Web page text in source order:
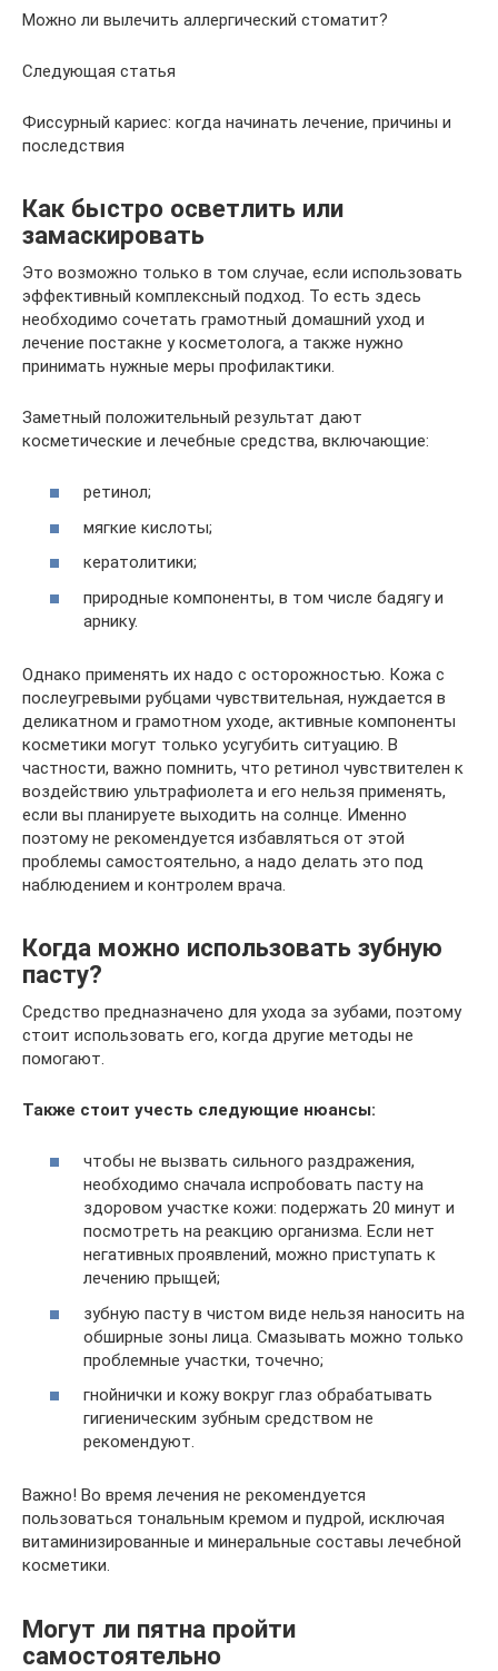
Можно ли вылечить аллергический стоматит?
Следующая статья
Фиссурный кариес: когда начинать лечение, причины и
последствия
Как быстро осветлить или
замаскировать
Это возможно только в том случае, если использовать
эффективный комплексный подход. То есть здесь
необходимо сочетать грамотный домашний уход и
лечение постакне у косметолога, а также нужно
принимать нужные меры профилактики.
Заметный положительный результат дают
косметические и лечебные средства, включающие:
ретинол;
мягкие кислоты;
кератолитики;
природные компоненты, в том числе бадягу и
арнику.
Однако применять их надо с осторожностью. Кожа с
послеугревыми рубцами чувствительная, нуждается в
деликатном и грамотном уходе, активные компоненты
косметики могут только усугубить ситуацию. В
частности, важно помнить, что ретинол чувствителен к
воздействию ультрафиолета и его нельзя применять,
если вы планируете выходить на солнце. Именно
поэтому не рекомендуется избавляться от этой
проблемы самостоятельно, а надо делать это под
наблюдением и контролем врача.
Когда можно использовать зубную
пасту?
Средство предназначено для ухода за зубами, поэтому
стоит использовать его, когда другие методы не
помогают.
Также стоит учесть следующие нюансы:
чтобы не вызвать сильного раздражения,
необходимо сначала испробовать пасту на
здоровом участке кожи: подержать 20 минут и
посмотреть на реакцию организма. Если нет
негативных проявлений, можно приступать к
лечению прыщей;
зубную пасту в чистом виде нельзя наносить на
обширные зоны лица. Смазывать можно только
проблемные участки, точечно;
гнойнички и кожу вокруг глаз обрабатывать
гигиеническим зубным средством не
рекомендуют.
Важно! Во время лечения не рекомендуется
пользоваться тональным кремом и пудрой, исключая
витаминизированные и минеральные составы лечебной
косметики.
Могут ли пятна пройти
самостоятельно